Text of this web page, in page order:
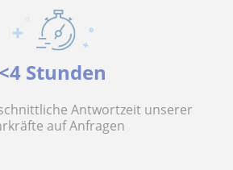
<4 Stunden
Antwortzeit unserer
auf Anfragen